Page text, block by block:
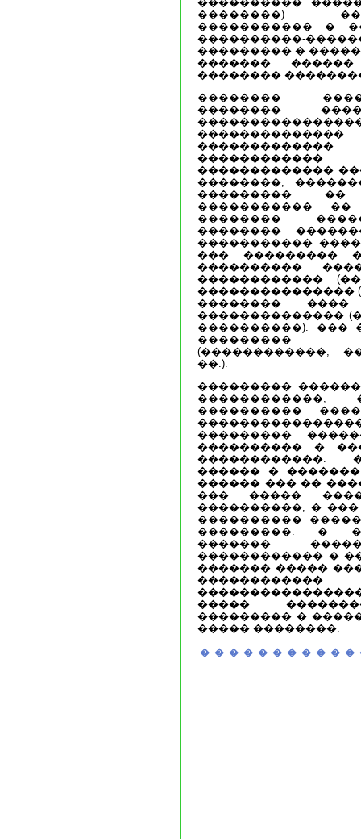
��������)
����������� �
����������-
��������� �
�������
��������
��������
��������
�������������
�������������
��������,
��������� ��
�����������
��������
��������
�����������
��� ���������
����������
������������
���������������
��������
��������������
����������). ���
���������
(������������,
��.).
���������
����������
���������
���������� �
������������.
������ �
������ ��� ��
��� �����
����������, �
����������
���������. �
�������
������������ �
������� �����
�����
��������� �
����� ��������.
� � � � � � � � � � �